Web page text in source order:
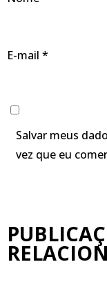
E-mail *
Salvar meus
vez que eu